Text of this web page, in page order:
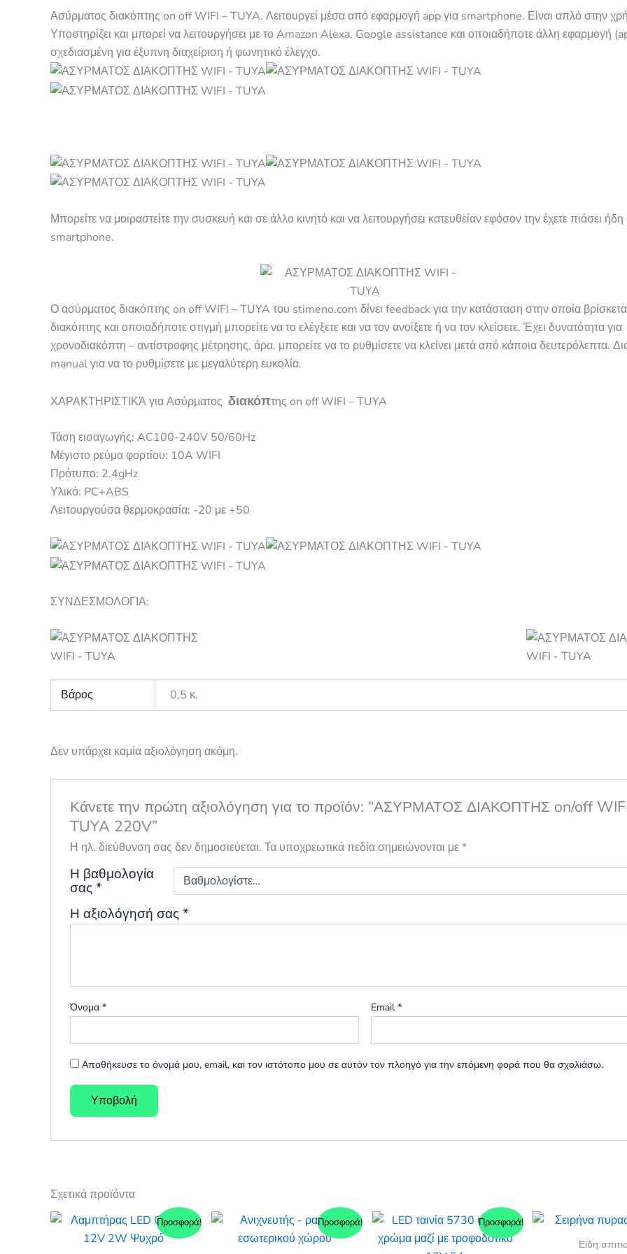
Ασύρματος διακόπτης on off WIFI – TUYA. Λειτουργεί μέσα από εφαρμογή app για smartphone. Είναι απλό στην
Υποστηρίζει και μπορεί να λειτουργήσει με το Amazon Alexa, Google assistance και οποιαδήποτε άλλη εφαρμογή
σχεδιασμένη για έξυπνη διαχείριση ή φωνητικό έλεγχο.
Μπορείτε να μοιραστείτε την συσκευή και σε άλλο κινητό και να λειτουργήσει κατευθείαν εφόσον την έχετε πιάσει
smartphone.
Ο ασύρματος διακόπτης on off WIFI – TUYA του stimeno.com δίνει feedback για την κατάσταση στην οποία
διακόπτης και οποιαδήποτε στιγμή μπορείτε να το ελέγξετε και να τον ανοίξετε ή να τον κλείσετε. Έχει δυνατότητα για
χρονοδιακόπτη – αντίστροφης μέτρησης, άρα. μπορείτε να το ρυθμίσετε να κλείνει μετά από κάποια δευτερόλεπτα.
manual για να το ρυθμίσετε με μεγαλύτερη ευκολία.
ΧΑΡΑΚΤΗΡΙΣΤΙΚΆ για Ασύρματος διακόπτης on off WIFI – TUYA
Τάση εισαγωγής: AC100-240V 50/60Hz
Μέγιστο ρεύμα φορτίου: 10A WIFI
Πρότυπο: 2.4gHz
Υλικό: PC+ABS
Λειτουργούσα θερμοκρασία: -20 με +50
ΣΥΝΔΕΣΜΟΛΟΓΙΑ:
Βάρος 0,5 κ.
Δεν υπάρχει καμία αξιολόγηση ακόμη.
Κάνετε την πρώτη αξιολόγηση για το προϊόν: “ΑΣΥΡΜΑΤΟΣ ΔΙΑΚΟΠΤΗΣ on/off
TUYA 220V”
Η ηλ. διεύθυνση σας δεν δημοσιεύεται. Τα υποχρεωτικά πεδία σημειώνονται με*
Η βαθμολογία
σας*
Η αξιολόγησή σας*
Όνομα * Email *
Αποθήκευσε το όνομά μου, email, και τον ιστότοπο μου σε αυτόν τον πλοηγό για την επόμενη φορά που θα σχολιάσω.
Σχετικά προϊόντα
Προσφορά! Προσφορά! Προσφορά!
Είδη